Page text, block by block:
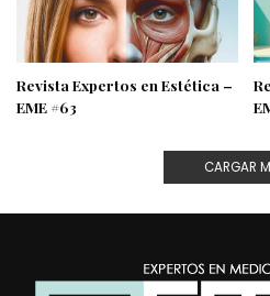
Revista Expertos en Estética –
EME #63
CARGAR